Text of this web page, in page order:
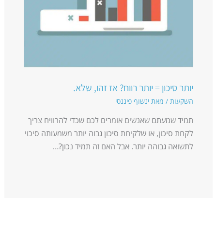
יותר סיכון = יותר רווח? אז זהו, שלא.
השקעות / מאת ינשוף פיננסי
תמיד שמעתם שאנשים אומרים לכם שכדי להרוויח צריך
לקחת סיכון, או שלקיחת סיכון גבוה יותר משמעותה סיכוי
לתשואה גבוהה יותר. אבל האם זה תמיד נכון?…